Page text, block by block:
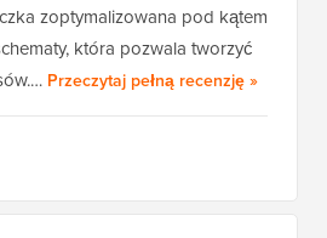
zoptymalizowana pod kątem
która pozwala tworzyć
Przeczytaj pełną recenzjęWP
»